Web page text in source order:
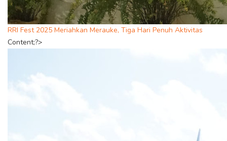
RRI Fest 2025 Meriahkan Merauke, Tiga Hari Penuh Aktivitas
Content;?>